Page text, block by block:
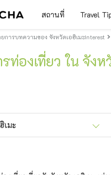
สถานที่ Travel
ยการบทความของ จังหวัดเอฮิเมะInterest
ท่องเที่ยว ใน จังห
เมะ